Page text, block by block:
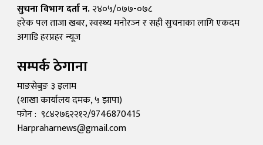
सुचना विभाग दर्ता न.२४०५/०७७-०७८
हरेक पल ताजा खबर, स्वस्थ्य मनोरञ्न र सही सुचनाका लागि एकदम
अगाडि हरप्रहर न्यूज
सम्पर्क ठेगाना
माङसेबुङ ३ इलाम
(शाखा कार्यालय दमक, ५ झापा)
फोन : ९८४२७६२२१२/9746870415
Harpraharnews@gmail.com